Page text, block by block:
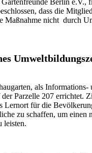
Gartenfreunde Berlin e.V.,
dass die
Maßnahme nicht durch
als
Parzelle 207 errichtet.
Lernort für die
zu schaffen, um einen
leisten.